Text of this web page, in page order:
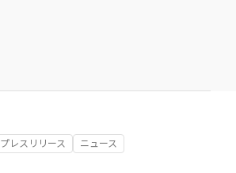
プレスリリース ニュース